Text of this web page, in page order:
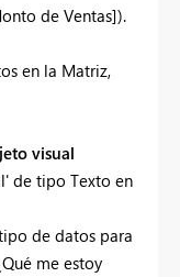
de Ventas]).
en la Matriz,
visual
de tipo Texto en
de datos para
me estoy